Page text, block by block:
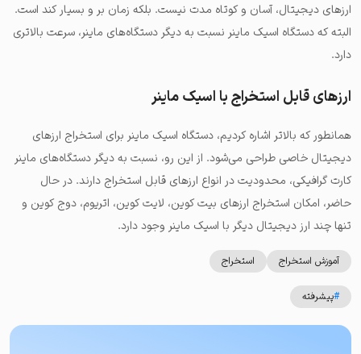
ارزهای دیجیتال، آسان و کوتاه مدت نیست. بلکه زمان بر و بسیار کند است.
البته که دستگاه اسیک ماینر نسبت به دیگر دستگاه‌های ماینر، سرعت بالاتری
دارد.
ارزهای قابل استخراج با اسیک ماینر
همانطور که بالاتر اشاره کردیم، دستگاه اسیک ماینر برای استخراج ارزهای
دیجیتال خاصی طراحی می‌شود. از این رو، نسبت به دیگر دستگاه‌های ماینر
کارت گرافیکی، محدودیت در انواع ارزهای قابل استخراج دارند. در حال
حاضر، امکان استخراج ارزهای بیت کوین، لایت کوین، اتریوم، دوج کوین و
تنها چند ارز دیجیتال دیگر با اسیک ماینر وجود دارد.
آموزش استخراج استخراج
#پیشرفته